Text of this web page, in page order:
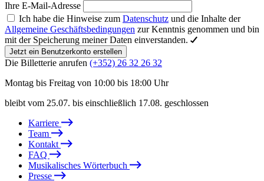
Ihre E-Mail-Adresse
Ich habe die Hinweise zum Datenschutz und die Inhalte der
Allgemeine Geschäftsbedingungen zur Kenntnis genommen und bin
mit der Speicherung meiner Daten einverstanden.
Jetzt ein Benutzerkonto erstellen
Die Billetterie anrufen (+352) 26 32 26 32
Montag bis Freitag von 10:00 bis 18:00 Uhr
bleibt vom 25.07. bis einschließlich 17.08. geschlossen
Karriere
Team
Kontakt
FAQ
Musikalisches Wörterbuch
Presse